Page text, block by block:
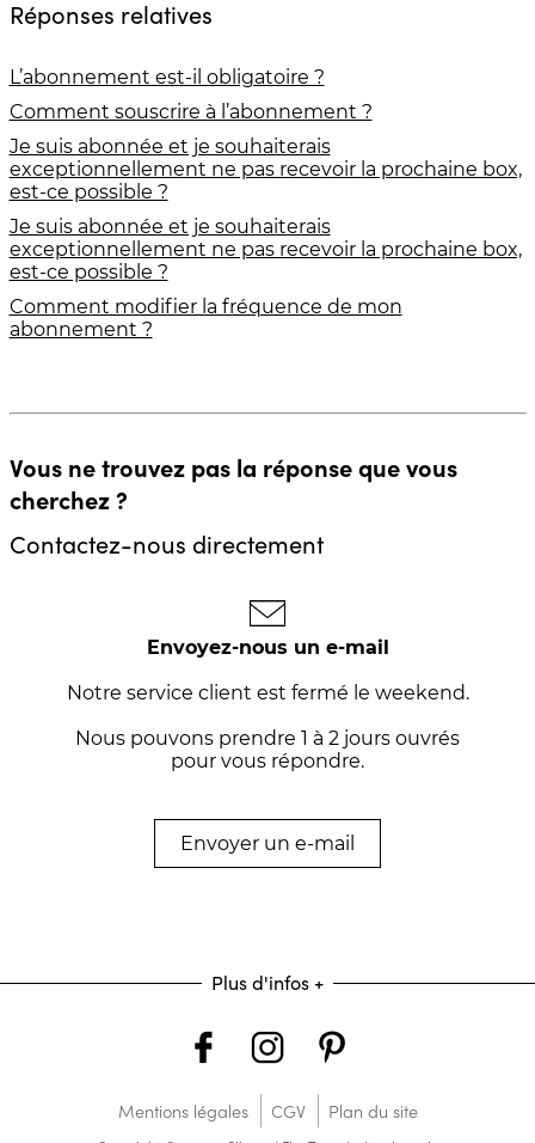
Réponses relatives
L’abonnement est-il obligatoire ?
Comment souscrire à l’abonnement ?
Je suis abonnée et je souhaiterais
exceptionnellement ne pas recevoir la prochaine box,
est-ce possible ?
Je suis abonnée et je souhaiterais
exceptionnellement ne pas recevoir la prochaine box,
est-ce possible ?
Comment modifier la fréquence de mon
abonnement ?
Vous ne trouvez pas la réponse que vous
cherchez ?
Contactez-nous directement
Envoyez-nous un e-mail
Notre service client est fermé le weekend.
Nous pouvons prendre 1 à 2 jours ouvrés
pour vous répondre.
Envoyer un e-mail
Plus d'infos+
Mentions légales CGV Plan du site